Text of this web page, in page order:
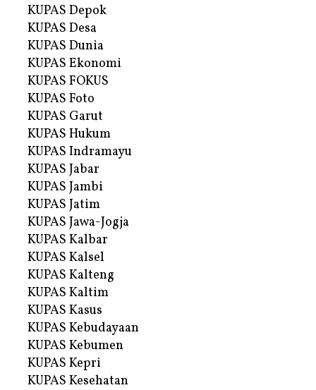
KUPAS Depok
KUPAS Desa
KUPAS Dunia
KUPAS Ekonomi
KUPAS FOKUS
KUPAS Foto
KUPAS Garut
KUPAS Hukum
KUPAS Indramayu
KUPAS Jabar
KUPAS Jambi
KUPAS Jatim
KUPAS Jawa-Jogja
KUPAS Kalbar
KUPAS Kalsel
KUPAS Kalteng
KUPAS Kaltim
KUPAS Kasus
KUPAS Kebudayaan
KUPAS Kebumen
KUPAS Kepri
KUPAS Kesehatan